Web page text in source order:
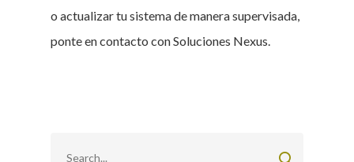
o actualizar tu sistema de manera supervisada,
ponte en contacto con Soluciones Nexus.